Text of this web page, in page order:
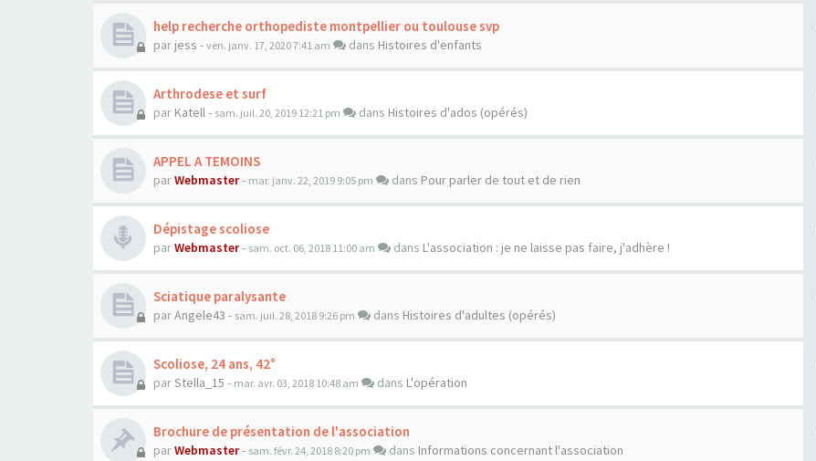
help recherche orthopediste montpellier ou toulouse svp
par jess - ven. janv. 17, 2020 7:41 am dans Histoires d'enfants
Arthrodese et surf
par Katell- sam. juil. 20, 2019 12:21 pm dans Histoires d'ados (opérés)
APPEL A TEMOINS
parWebmaster- mar. janv. 22, 2019 9:05 pm dans Pour parler de tout et de rien
Dépistage scoliose
parWebmaster- sam. oct. 06, 2018 11:00 am dans L'association : je ne laisse pas faire, j'adhère !
Sciatique paralysante
parAngele43 - sam. juil. 28, 2018 9:26 pm dans Histoires d'adultes (opérés)
Scoliose, 24 ans, 42°
parStella_15 - mar. avr. 03, 2018 10:48 am dans L'opération
Brochure de présentation de l'association
parWebmaster- sam. févr. 24, 2018 8:20 pm dans Informations concernant l'association